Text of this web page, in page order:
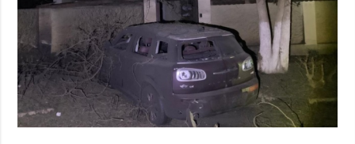
Sociedad y
Cultura
Deportes
Crimen
Desastres y
emergencias
datos personales